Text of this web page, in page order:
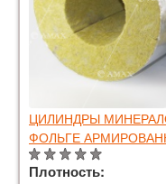
ЦИЛИНДРЫ
ФОЛЬГЕ
Плотность: